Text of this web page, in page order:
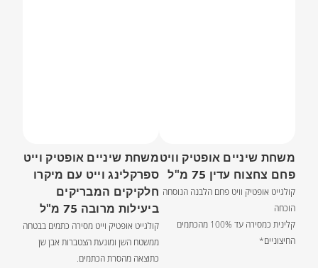
משחת שיניים אופטיק וויט
פחם צחצוח עדין 75 מ"ל
קולגייט אופטיק וויט פחם הלבנה הנוסחה
הוכחה
קלינית כמסירה עד 100% מהכתמים
החיצוניים*
משחת שיניים אופטיק וייט
ספרקלינג וייט עם מיקרו
חלקיקים המבריקים
ביעילות מרובה 75 מ"ל
קולגייט אופטיק וייט מסירה כתמים בבטחה
ממשטח השן ומונעת הצטברות אבן שן
כתוצאה מהסרת הכתמים.